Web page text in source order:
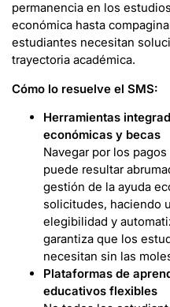
permanencia en los
económica hasta
estudiantes necesitan
trayectoria académica.
Cómo lo resuelve el SMS:
Herramientas
económicas y becas
Navegar por los
puede resultar
gestión de la ayuda
solicitudes, haciendo
elegibilidad y
garantiza que los
necesitan sin las
Plataformas de
educativos flexibles